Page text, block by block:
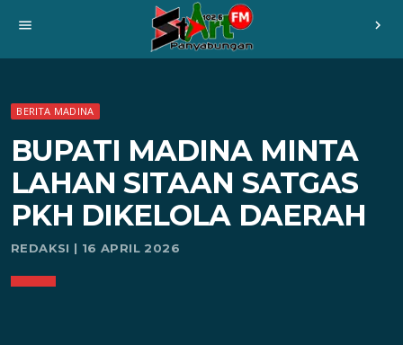
menu chevron_right
BERITA MADINA
BUPATI MADINA MINTA
LAHAN SITAAN SATGAS
PKH DIKELOLA DAERAH
REDAKSI | 16 APRIL 2026